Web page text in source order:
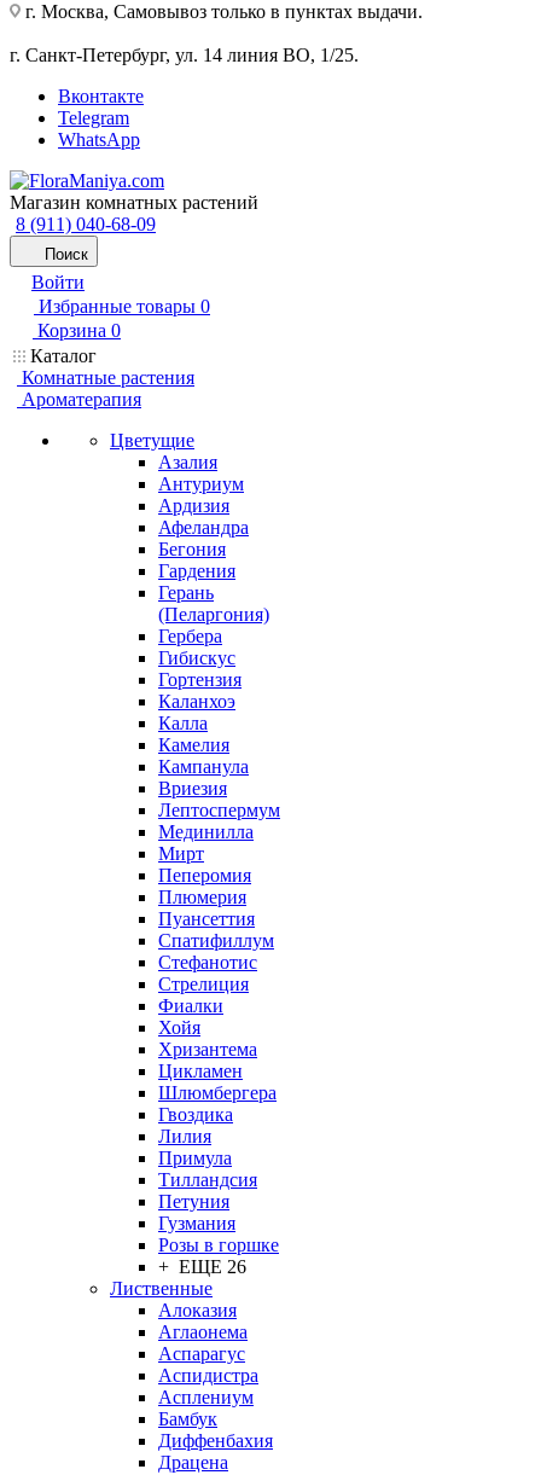
г. Москва, Самовывоз только в пунктах выдачи.
г. Санкт-Петербург, ул. 14 линия ВО, 1/25.
Вконтакте
Telegram
WhatsApp
Магазин комнатных растений
8 (911) 040-68-09
Поиск
Войти
Избранные товары 0
Корзина 0
Каталог
Комнатные растения
Ароматерапия
Цветущие
Азалия
Антуриум
Ардизия
Афеландра
Бегония
Гардения
Герань
(Пеларгония)
Гербера
Гибискус
Гортензия
Каланхоэ
Калла
Камелия
Кампанула
Вриезия
Лептоспермум
Мединилла
Мирт
Пеперомия
Плюмерия
Пуансеттия
Спатифиллум
Стефанотис
Стрелиция
Фиалки
Хойя
Хризантема
Цикламен
Шлюмбергера
Гвоздика
Лилия
Примула
Тилландсия
Петуния
Гузмания
Розы в горшке
+ ЕЩЕ 26
Лиственные
Алоказия
Аглаонема
Аспарагус
Аспидистра
Асплениум
Бамбук
Диффенбахия
Драцена